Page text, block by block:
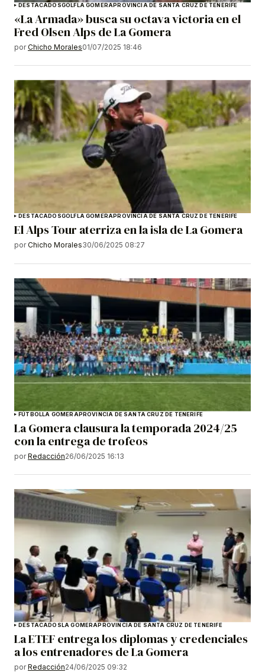
DESTACADOSGOLFLA GOMERAPROVINCIA DE SANTA CRUZ DE TENERIFE
«La Armada» busca su octava victoria en el
Fred Olsen Alps de La Gomera
por Chicho Morales01/07/2025 18:46
DESTACADOSGOLFLA GOMERAPROVINCIA DE SANTA CRUZ DE TENERIFE
El Alps Tour aterriza en la isla de La Gomera
por Chicho Morales30/06/2025 08:27
FÚTBOLLA GOMERAPROVINCIA DE SANTA CRUZ DE TENERIFE
La Gomera clausura la temporada 2024/25
con la entrega de trofeos
por Redacción26/06/2025 16:13
DESTACADOSLA GOMERAPROVINCIA DE SANTA CRUZ DE TENERIFE
La ETEF entrega los diplomas y credenciales
a los entrenadores de La Gomera
por Redacción24/06/2025 09:32